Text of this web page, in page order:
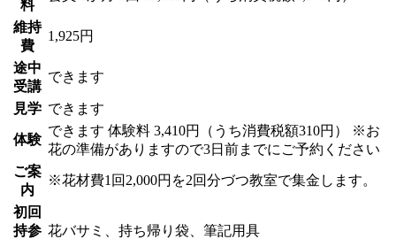
料
維持
費
1,925円
途中
受講
できます
見学 できます
体験
できます 体験料 3,410円（うち消費税額310円）
※お
花の準備がありますので3日前までにご予約ください
ご案
内
※花材費1回2,000円を2回分づつ教室で集金します。
初回
持参 花バサミ、持ち帰り袋、筆記用具